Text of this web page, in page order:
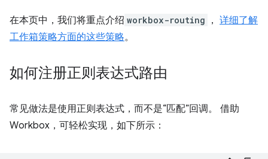
在本页中，我们将重点介绍 workbox-routing ， 详细了解
工作箱策略方面的这些策略。
如何注册正则表达式路由
常见做法是使用正则表达式，而不是“匹配”回调。 借助
Workbox，可轻松实现，如下所示：